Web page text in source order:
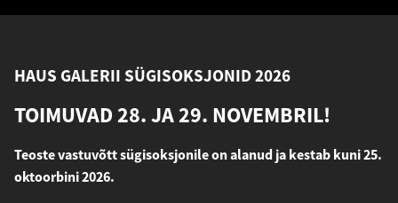
HAUS GALERII SÜGISOKSJONID 2026
TOIMUVAD 28. JA 29. NOVEMBRIL!
Teoste vastuvõtt sügisoksjonile on alanud ja kestab kuni 25.
oktoorbini 2026.